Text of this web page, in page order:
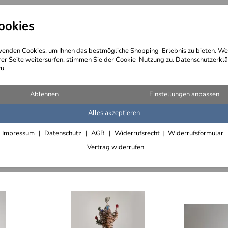
Cookies, um Ihnen das bestmögliche Shopping-Erlebnis zu bieten.
Seite weitersurfen, stimmen Sie der Cookie-Nutzung zu.
Ablehnen Einstellungen anpassen
Alles akzeptieren
Impressum Datenschutz AGB Widerrufsrecht
Widerrufsformular
Vertrag widerrufen
Wegebeschreibung @
Blumen aus Glas und Metall